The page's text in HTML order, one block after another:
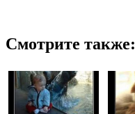
Смотрите также: